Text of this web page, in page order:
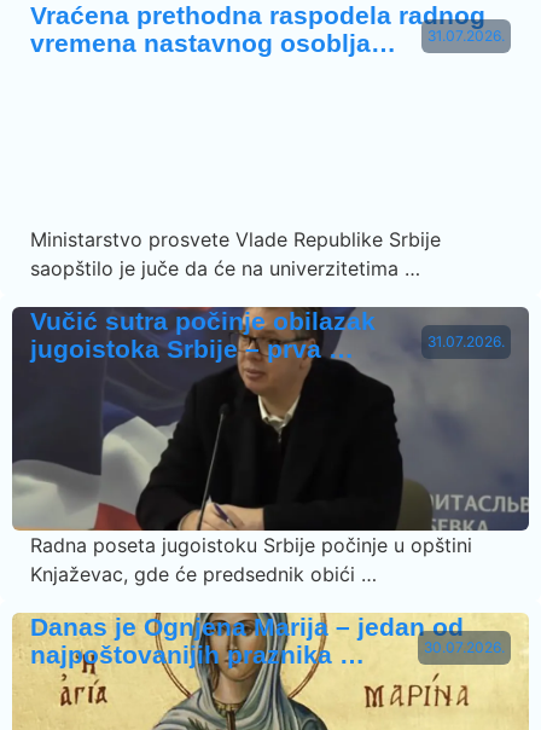
31.07.2026.
Vraćena prethodna raspodela radnog
vremena nastavnog osoblja…
Ministarstvo prosvete Vlade Republike Srbije
saopštilo je juče da će na univerzitetima …
31.07.2026.
Vučić sutra počinje obilazak
jugoistoka Srbije – prva …
Radna poseta jugoistoku Srbije počinje u opštini
Knjaževac, gde će predsednik obići …
30.07.2026.
Danas je Ognjena Marija – jedan od
najpoštovanijih praznika …